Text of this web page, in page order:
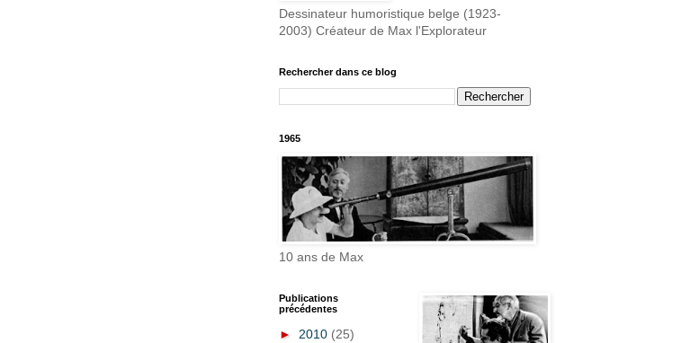
Dessinateur humoristique belge (1923-
2003) Créateur de Max l'Explorateur
Rechercher dans ce blog
1965
10 ans de Max
Publications
précédentes
► 2010 (25)